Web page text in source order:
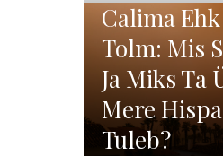
Calima
Tolm: Mis
Ja Miks Ta
Mere
Tuleb?